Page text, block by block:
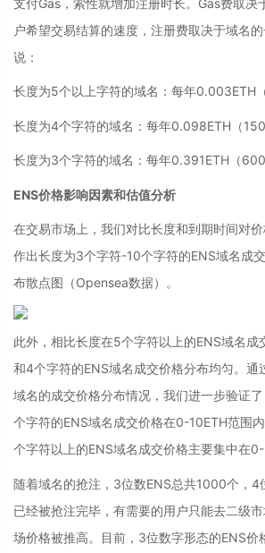
户希望交易结算的速度，注册费取决于域名
说：
长度为5个以上字符的域名：每年0.003ETH
长度为4个字符的域名：每年0.098ETH（150
长度为3个字符的域名：每年0.391ETH（600
ENS价格影响因素和估值分析
在交易市场上，我们对比长度和到期时间对
作出长度为3个字符-10个字符的ENS域名成
布散点图（Opensea数据）。
此外，相比长度在5个字符以上的ENS域名成
和4个字符的ENS域名成交价格分布均匀。通
域名的成交价格分布情况，我们进一步验证
个字符的ENS域名成交价格在0-10ETH范围
个字符以上的ENS域名成交价格主要集中在0-
随着域名的抢注，3位数ENS总共1000个，4
已经被抢注完毕，有需要的用户只能去二级
场价格被推高。目前，3位数字形态的ENS价